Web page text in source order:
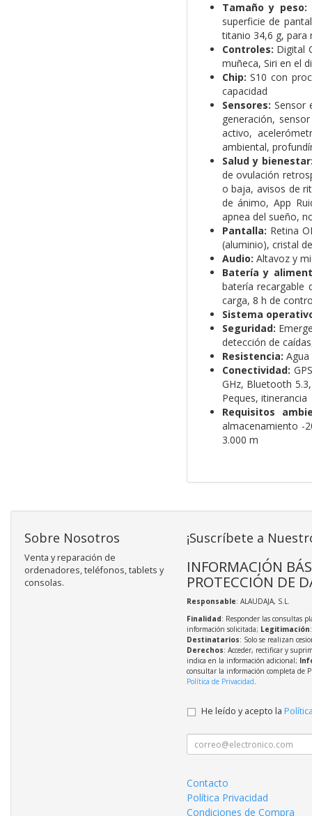
Tamaño y peso:
superficie de
titanio 34,6 g, para
Controles: Digital
muñeca, Siri en el
Chip: S10 con
capacidad
Sensores: Sensor
generación,
activo,
ambiental,
Salud y
de ovulación
o baja, avisos de
de ánimo, App
apnea del sueño,
Pantalla: Retina
(aluminio), cristal
Audio: Altavoz y
Batería y
batería
carga, 8 h de
Sistema
Seguridad:
detección de
Resistencia:
Conectividad:
GHz, Bluetooth
Peques, itinerancia
Requisitos
almacenamiento -
3.000 m
Sobre Nosotros
Venta y reparación de
ordenadores, teléfonos, tablets y
consolas.
¡Suscríbete a
INFORMACIÓN
PROTECCIÓN DE
Responsable: ALAUDAJA, S.L.
Finalidad: Responder las consultas
información solicitada; Legitimación
Destinatarios: Solo se realizan
Derechos: Acceder, rectificar y
indica en la información adicional;
consultar la información completa de
Política de Privacidad.
He leído y acepto la
Contacto
Política Privacidad
Condiciones de Compra